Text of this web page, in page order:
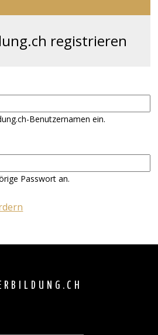
registrieren
Benutzernamen ein.
Passwort an.